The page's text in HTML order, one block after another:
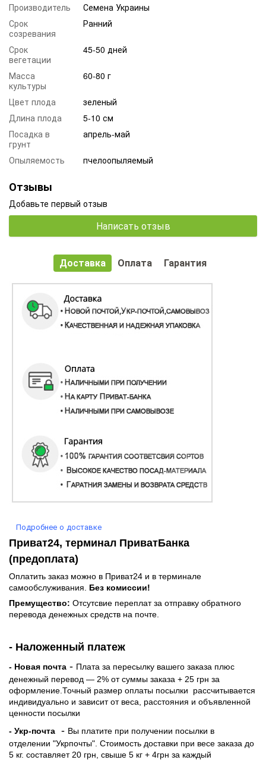
Производитель
Семена Украины
Срок
созревания
Ранний
Срок
вегетации
45-50 дней
Масса
культуры
60-80 г
Цвет плода
зеленый
Длина плода
5-10 см
Посадка в
грунт
апрель-май
Опыляемость пчелоопыляемый
Отзывы
Добавьте первый отзыв
Написать отзыв
Доставка Оплата Гарантия
Подробнее о доставке
Приват24, терминал ПриватБанка
(предоплата)
Оплатить заказ можно в Приват24 и в терминале
самообслуживания. Без комиссии!
Премущество: Отсутсвие переплат за отправку обратного
перевода денежных средств на почте.
- Наложенный платеж
- Новая почта - Плата за пересылку вашего заказа плюс
денежный перевод — 2% от суммы заказа + 25 грн за
оформление.Точный размер оплаты посылки рассчитывается
индивидуально и зависит от веса, расстояния и объявленной
ценности посылки
- Укр-почта
- Вы платите при получении посылки в
отделении "Укрпочты". Стоимость доставки при весе заказа до
5 кг. составляет 20 грн, свыше 5 кг + 4грн за каждый